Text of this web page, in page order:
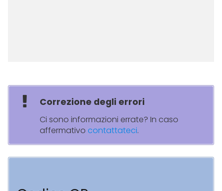
Correzione degli errori
Ci sono informazioni errate? In caso
affermativo contattateci.